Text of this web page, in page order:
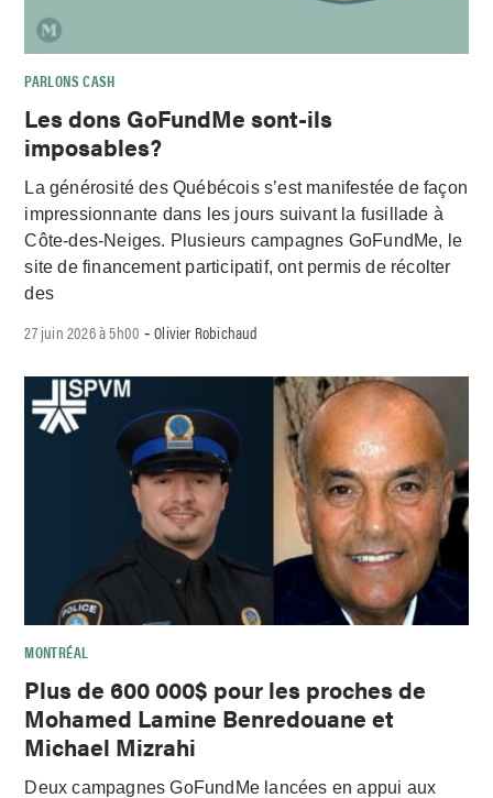
PARLONS CASH
Les dons GoFundMe sont-ils
imposables?
La générosité des Québécois s’est manifestée de façon
impressionnante dans les jours suivant la fusillade à
Côte-des-Neiges. Plusieurs campagnes GoFundMe, le
site de financement participatif, ont permis de récolter
des
27 juin 2026 à 5h00 -Olivier Robichaud
MONTRÉAL
Plus de 600 000$ pour les proches de
Mohamed Lamine Benredouane et
Michael Mizrahi
Deux campagnes GoFundMe lancées en appui aux